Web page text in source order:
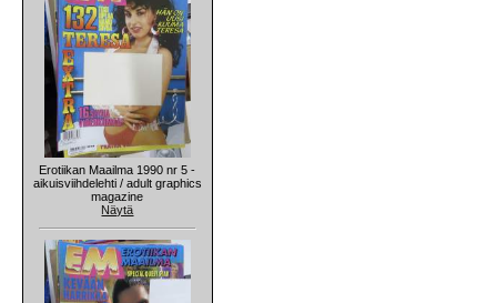
Erotiikan Maailma 1990 nr 5 -
aikuisviihdelehti / adult graphics
magazine
Näytä